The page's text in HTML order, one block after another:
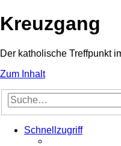
Kreuzgang
Der katholische Treffpunkt
Zum Inhalt
Schnellzugriff